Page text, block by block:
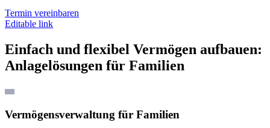
Termin vereinbaren
Editable link
Einfach und flexibel Vermögen aufbauen:
Anlagelösungen für Familien
Vermögensverwaltung für Familien